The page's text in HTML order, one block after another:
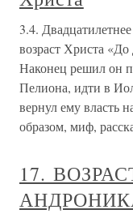
3.4.
возраст Христа
Наконец решил он
Пелиона, идти в
вернул ему власть
образом, миф,
17.